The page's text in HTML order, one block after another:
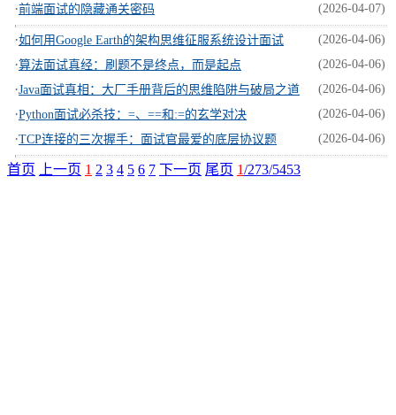
·前端面试的隐藏通关密码 (2026-04-07)
·如何用Google Earth的架构思维征服系统设计面试 (2026-04-06)
·算法面试真经：刷题不是终点，而是起点 (2026-04-06)
·Java面试真相：大厂手册背后的思维陷阱与破局之道 (2026-04-06)
·Python面试必杀技：=、==和:=的玄学对决 (2026-04-06)
·TCP连接的三次握手：面试官最爱的底层协议题 (2026-04-06)
首页 上一页 1 2 3 4 5 6 7 下一页 尾页 1/273/5453